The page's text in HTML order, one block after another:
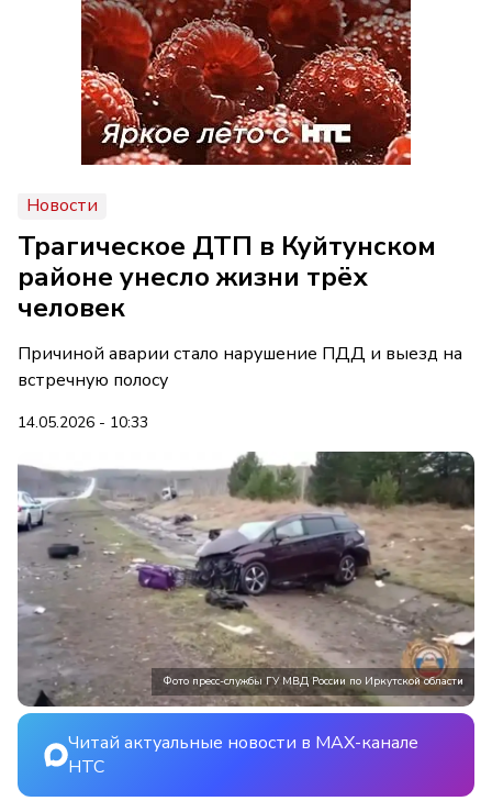
Новости
Трагическое ДТП в Куйтунском
районе унесло жизни трёх
человек
Причиной аварии стало нарушение ПДД и выезд на
встречную полосу
14.05.2026 - 10:33
Фото пресс-службы ГУ МВД России по Иркутской области
Читай актуальные новости в MAX-канале
НТС